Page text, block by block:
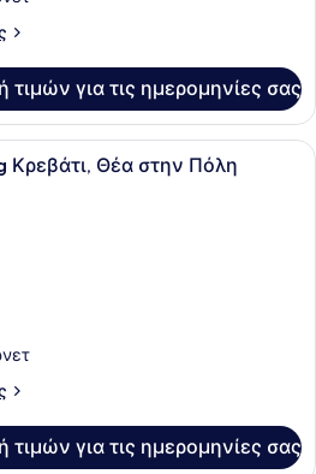
τιμών για τις ημερομηνίες σας
Κλινοσκεπάσματα υψηλής
Κρεβάτι, Θέα στην Πόλη
τιμών για τις ημερομηνίες σας